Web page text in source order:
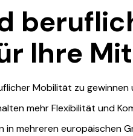
Ihre
Mobilität zu gewinnen
mehr Flexibilität und
mehreren europäischen